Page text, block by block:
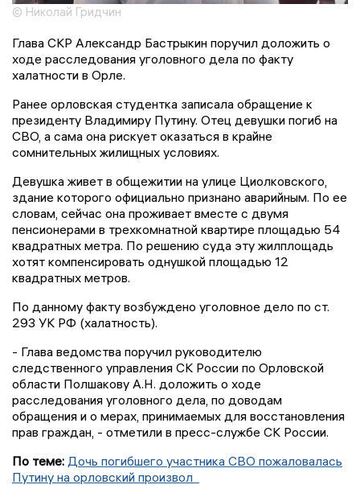
© Николай Гридчин
Глава СКР Александр Бастрыкин поручил доложить о
ходе расследования уголовного дела по факту
халатности в Орле.
Ранее орловская студентка записала обращение к
президенту Владимиру Путину. Отец девушки погиб на
СВО, а сама она рискует оказаться в крайне
сомнительных жилищных условиях.
Девушка живет в общежитии на улице Циолковского,
здание которого официально признано аварийным. По ее
словам, сейчас она проживает вместе с двумя
пенсионерами в трехкомнатной квартире площадью 54
квадратных метра. По решению суда эту жилплощадь
хотят компенсировать однушкой площадью 12
квадратных метров.
По данному факту возбуждено уголовное дело по ст.
293 УК РФ (халатность).
- Глава ведомства поручил руководителю
следственного управления СК России по Орловской
области Полшакову А.Н. доложить о ходе
расследования уголовного дела, по доводам
обращения и о мерах, принимаемых для восстановления
прав граждан, - отметили в пресс-службе СК России.
По теме: Дочь погибшего участника СВО пожаловалась
Путину на орловский произвол